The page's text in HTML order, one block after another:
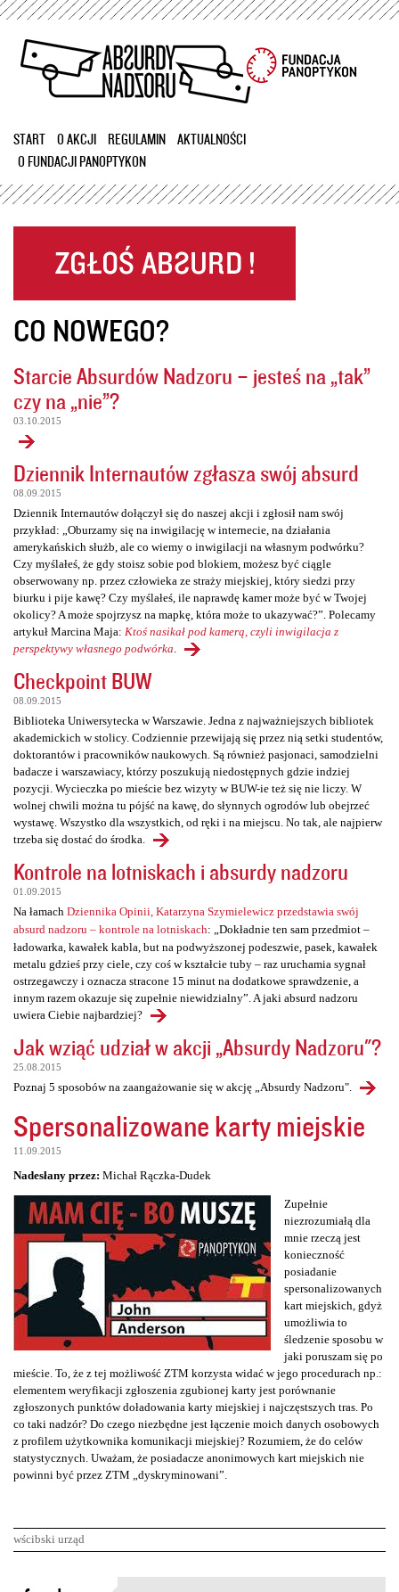
Przejdź
treści
START O AKCJI REGULAMIN
AKTUALNOŚCI
O FUNDACJI PANOPTYKON
CO NOWEGO?
Starcie Absurdów Nadzoru – jesteś na „tak”
czy na „nie”?
03.10.2015
Dziennik Internautów zgłasza swój absurd
08.09.2015
Dziennik Internautów dołączył się do naszej akcji i zgłosił nam swój
przykład: „Oburzamy się na inwigilację w internecie, na działania
amerykańskich służb, ale co wiemy o inwigilacji na własnym podwórku?
Czy myślałeś, że gdy stoisz sobie pod blokiem, możesz być ciągle
obserwowany np. przez człowieka ze straży miejskiej, który siedzi przy
biurku i pije kawę? Czy myślałeś, ile naprawdę kamer może być w Twojej
okolicy? A może spojrzysz na mapkę, która może to ukazywać?”. Polecamy
artykuł Marcina Maja: Ktoś nasikał pod kamerą, czyli inwigilacja z
perspektywy własnego podwórka
Checkpoint BUW
08.09.2015
Biblioteka Uniwersytecka w Warszawie. Jedna z najważniejszych bibliotek
akademickich w stolicy. Codziennie przewijają się przez nią setki studentów,
doktorantów i pracowników naukowych. Są również pasjonaci, samodzielni
badacze i warszawiacy, którzy poszukują niedostępnych gdzie indziej
pozycji. Wycieczka po mieście bez wizyty w BUW-ie też się nie liczy. W
wolnej chwili można tu pójść na kawę, do słynnych ogrodów lub obejrzeć
wystawę. Wszystko dla wszystkich, od ręki i na miejscu. No tak, ale najpierw
trzeba się dostać do środka.
Kontrole na lotniskach i absurdy nadzoru
01.09.2015
Na łamach Dziennika Opinii, Katarzyna Szymielewicz przedstawia swój
absurd nadzoru – kontrole na lotniskach: „Dokładnie ten sam przedmiot –
ładowarka, kawałek kabla, but na podwyższonej podeszwie, pasek, kawałek
metalu gdzieś przy ciele, czy coś w kształcie tuby – raz uruchamia sygnał
ostrzegawczy i oznacza stracone 15 minut na dodatkowe sprawdzenie, a
innym razem okazuje się zupełnie niewidzialny”. A jaki absurd nadzoru
uwiera Ciebie najbardziej?
Jak wziąć udział w akcji „Absurdy Nadzoru"?
25.08.2015
Poznaj 5 sposobów na zaangażowanie się w akcję „Absurdy Nadzoru".
Spersonalizowane karty miejskie
11.09.2015
Nadesłany przez: Michał Rączka-Dudek
Zupełnie
niezrozumiałą dla
mnie rzeczą jest
konieczność
posiadanie
spersonalizowanych
kart miejskich, gdyż
umożliwia to
śledzenie sposobu w
jaki poruszam się po
mieście. To, że z tej możliwość ZTM korzysta widać w jego procedurach np.:
elementem weryfikacji zgłoszenia zgubionej karty jest porównanie
zgłoszonych punktów doładowania karty miejskiej i najczęstszych tras. Po
co taki nadzór? Do czego niezbędne jest łączenie moich danych osobowych
z profilem użytkownika komunikacji miejskiej? Rozumiem, że do celów
statystycznych. Uważam, że posiadacze anonimowych kart miejskich nie
powinni być przez ZTM „dyskryminowani”.
wścibski urząd